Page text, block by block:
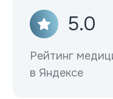
80
Специалистов
4000